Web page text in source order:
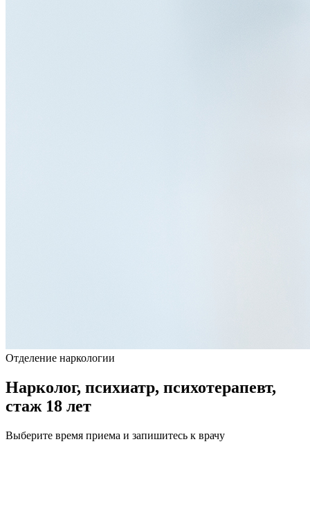
Отделение наркологии
Нарколог, психиатр, психотерапевт,
стаж 18 лет
Выберите время приема и запишитесь к врачу